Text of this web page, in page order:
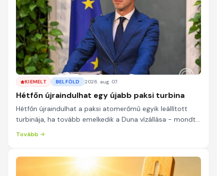
KIEMELT BELFÖLD 2026. aug. 07.
Hétfőn újraindulhat egy újabb paksi turbina
Hétfőn újraindulhat a paksi atomerőmű egyik leállított
turbinája, ha tovább emelkedik a Duna vízállása - mondta
Magyar Péter miniszterelnök a pénteki ...
Tovább